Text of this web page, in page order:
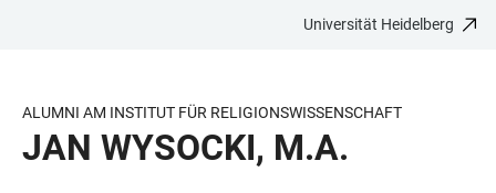
BARRIEREFREIHEIT
Universität Heidelberg
ALUMNI AM INSTITUT FÜR RELIGIONSWISSENSCHAFT
JAN WYSOCKI, M.A.